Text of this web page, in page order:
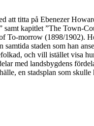
att titta på Ebenezer
samt kapitlet ”The Town-
To-morrow (1898/1902).
samtida staden som han
och vill istället visa
med landsbygdens
en stadsplan som skulle